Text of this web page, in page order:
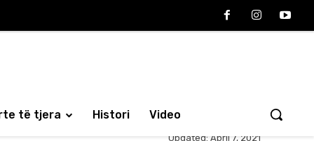
të tjera Histori Video
Updated: April 7, 2021